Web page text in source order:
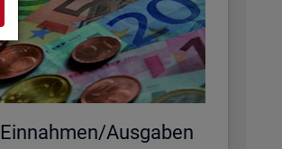
Ein­nah­men/Aus­ga­ben